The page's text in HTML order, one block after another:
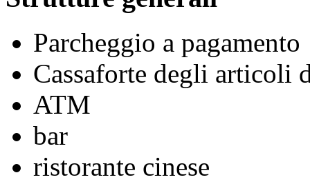
Parcheggio a pagamento
Cassaforte degli articoli
ATM
bar
ristorante cinese